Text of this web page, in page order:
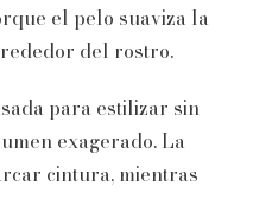
el pelo suaviza la
del rostro.
para estilizar sin
exagerado. La
cintura, mientras